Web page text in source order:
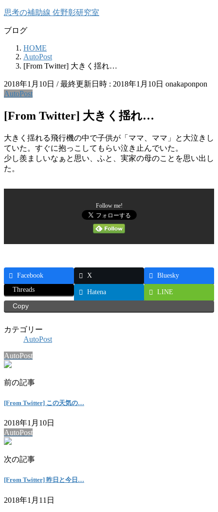
コ
テ
キ
ッ
ナ
ゲ
に
移
思考の補助線 佐野彰研究室
ブログ
HOME
AutoPost
[From Twitter] 大きく揺れ…
2018年1月10日 / 最終更新日時 : 2018年1月10日 onakaponpon
AutoPost
[From Twitter] 大きく揺れ…
大きく揺れる飛行機の中で子供が「ママ、ママ」と大泣きし
ていた。すぐに抱っこしてもらい泣き止んでいた。
少し羨ましいなぁと思い、ふと、実家の母のことを思い出し
た。
Follow me!
Facebook X
Bluesky
Threads
Hatena
LINE
Copy
カテゴリー
AutoPost
AutoPost
前の記事
[From Twitter] この天気の…
2018年1月10日
AutoPost
次の記事
[From Twitter] 昨日と今日…
2018年1月11日